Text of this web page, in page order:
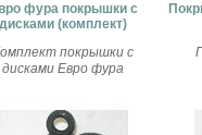
фура покрышки с
дисками (комплект)
покрышки с
дисками Евро фура